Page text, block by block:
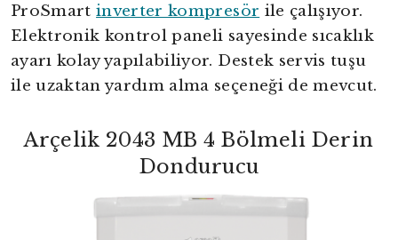
ProSmartinverter kompresör ile çalışıyor.
Elektronik kontrol paneli sayesinde sıcaklık
ayarı kolay yapılabiliyor. Destek servis tuşu
ile uzaktan yardım alma seçeneği de mevcut.
Arçelik 2043 MB 4 Bölmeli Derin
Dondurucu